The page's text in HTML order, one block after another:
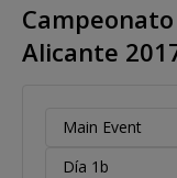
Alicante
Main Event
Día 1b